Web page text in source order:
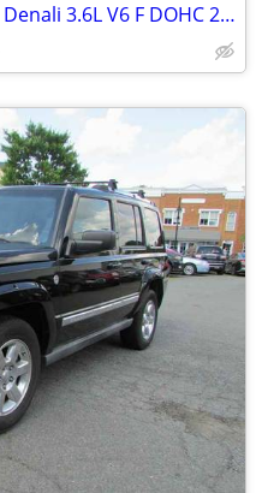
2015 GMC Acadia One Owner Denali 3.6L V6 F DOHC 24V